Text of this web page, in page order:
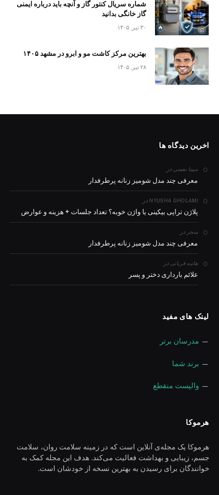
شماره سریال کنتور گاز و آنچه باید درباره ایمنی
گاز خانگی بدانید
۳۰ تیر, ۱۴۰۵
بهترین مرکز کاشت مو و ابرو در مشهد ۱۴۰۵
۲۸ تیر, ۱۴۰۵
اخرین دیدگاه ها
مبینا نعمتی در
معرفی چند مدل شومیز زنانه پرطرفدار
NYUSHA GHOLAMI در
پلاژن تراپی بیکینی یا واژن خوبه؟ تعداد جلسات + هزینه و عوارض
سحر در
معرفی چند مدل شومیز زنانه پرطرفدار
هانیه قربانی در
علائم بارداری دختر و پسر
لینک های مفید
— مدرسان برتر
— برند شما
— والپست منقطع
هرموکا
هرموکا یک مجله‌ی آنلاین است که در زمینه سلامت روان، سلامت
جسم، زیبایی و بهداشت فعالیت می‌کند. هدف این مجله کمک به
خوانندگان برای رسیدن به بهترین نسخه از خودشان است.